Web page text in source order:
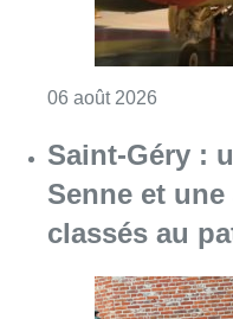
06 août 2026
Saint-Géry :
Senne et
classés au